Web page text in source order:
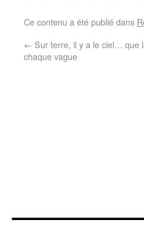
Ce contenu a été publié dans
← Sur terre, il y a le ciel… que
chaque vague